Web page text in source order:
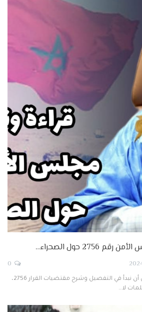
حول الصحراء…
ذ/ الحسين بكار السباعي* قبل أن نبدأ في التفصيل وشرح مقتضيات القرار 2756،
لا…